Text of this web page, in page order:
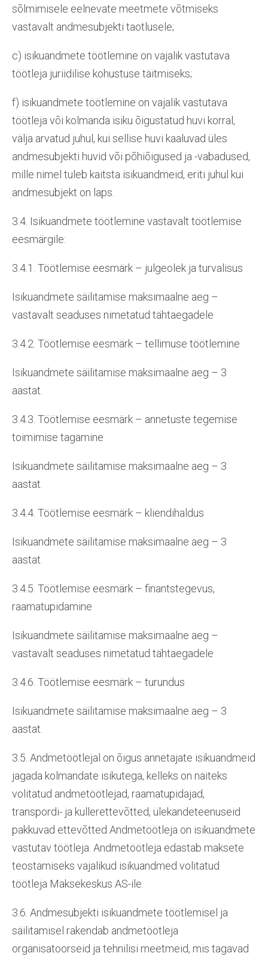
sõlmimisele eelnevate meetmete võtmiseks
vastavalt andmesubjekti taotlusele;
c) isikuandmete töötlemine on vajalik vastutava
töötleja juriidilise kohustuse täitmiseks;
f) isikuandmete töötlemine on vajalik vastutava
töötleja või kolmanda isiku õigustatud huvi korral,
välja arvatud juhul, kui sellise huvi kaaluvad üles
andmesubjekti huvid või põhiõigused ja -vabadused,
mille nimel tuleb kaitsta isikuandmeid, eriti juhul kui
andmesubjekt on laps.
3.4. Isikuandmete töötlemine vastavalt töötlemise
eesmärgile:
3.4.1. Töötlemise eesmärk – julgeolek ja turvalisus
Isikuandmete säilitamise maksimaalne aeg –
vastavalt seaduses nimetatud tähtaegadele
3.4.2. Töötlemise eesmärk – tellimuse töötlemine
Isikuandmete säilitamise maksimaalne aeg – 3
aastat.
3.4.3. Töötlemise eesmärk – annetuste tegemise
toimimise tagamine
Isikuandmete säilitamise maksimaalne aeg – 3
aastat.
3.4.4. Töötlemise eesmärk – kliendihaldus
Isikuandmete säilitamise maksimaalne aeg – 3
aastat.
3.4.5. Töötlemise eesmärk – finantstegevus,
raamatupidamine
Isikuandmete säilitamise maksimaalne aeg –
vastavalt seaduses nimetatud tähtaegadele
3.4.6. Töötlemise eesmärk – turundus
Isikuandmete säilitamise maksimaalne aeg – 3
aastat.
3.5. Andmetöötlejal on õigus annetajate isikuandmeid
jagada kolmandate isikutega, kelleks on näiteks
volitatud andmetöötlejad, raamatupidajad,
transpordi- ja kullerettevõtted, ülekandeteenuseid
pakkuvad ettevõtted Andmetöötleja on isikuandmete
vastutav töötleja. Andmetöötleja edastab maksete
teostamiseks vajalikud isikuandmed volitatud
töötleja Maksekeskus AS-ile.
3.6. Andmesubjekti isikuandmete töötlemisel ja
säilitamisel rakendab andmetöötleja
organisatoorseid ja tehnilisi meetmeid, mis tagavad